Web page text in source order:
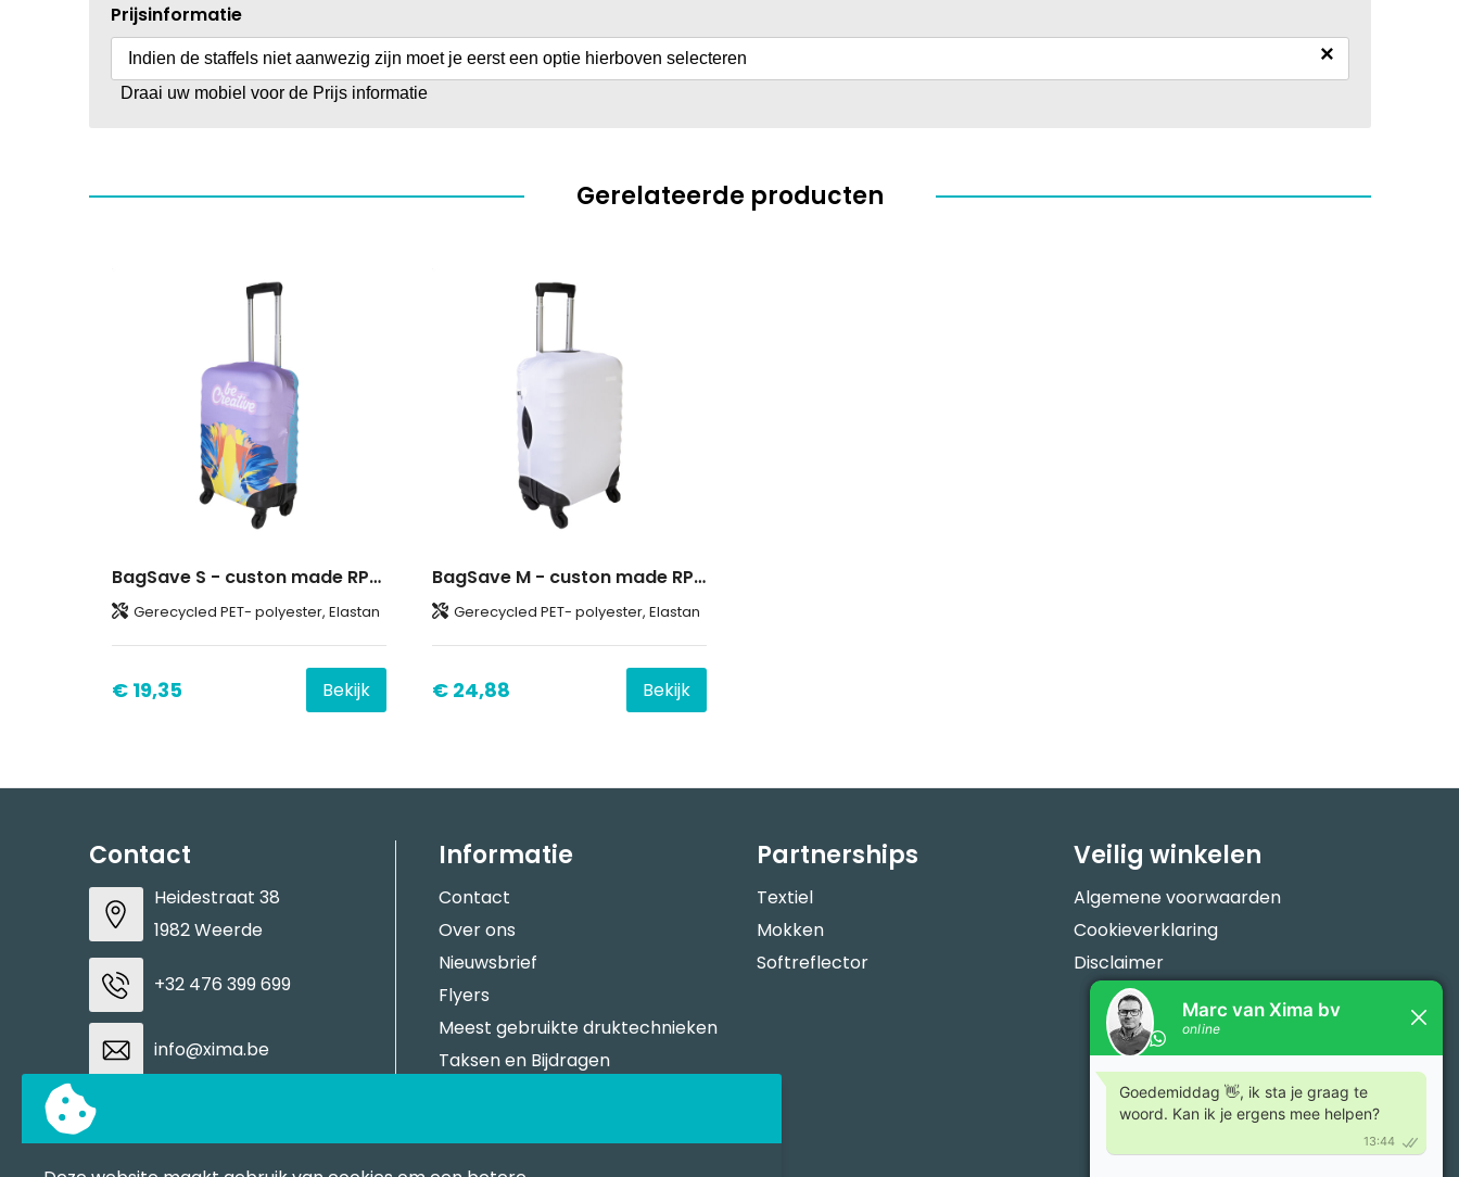
Prijsinformatie
Indien de staffels niet aanwezig zijn moet je eerst een optie hierboven selecteren ×
Draai uw mobiel voor de Prijs informatie
Gerelateerde producten
BagSave S - custon made RPET bagagehoes
Gerecycled PET- polyester, Elastan
€ 19,35 Bekijk
BagSave M - custon made RPET bagagehoes
Gerecycled PET- polyester, Elastan
€ 24,88 Bekijk
Contact
Heidestraat 38
1982 Weerde
+32 476 399 699
info@xima.be
Informatie
Contact
Over ons
Nieuwsbrief
Flyers
Meest gebruikte druktechnieken
Taksen en Bijdragen
Partnerships
Textiel
Mokken
Softreflector
Veilig winkelen
Algemene voorwaarden
Cookieverklaring
Disclaimer